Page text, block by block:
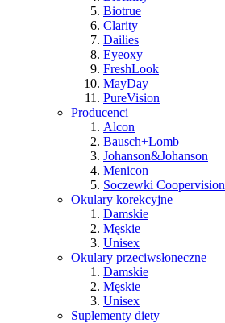
Biotrue
Clarity
Dailies
Eyeoxy
FreshLook
MayDay
PureVision
Producenci
Alcon
Bausch+Lomb
Johanson&Johanson
Menicon
Soczewki Coopervision
Okulary korekcyjne
Damskie
Męskie
Unisex
Okulary przeciwsłoneczne
Damskie
Męskie
Unisex
Suplementy diety